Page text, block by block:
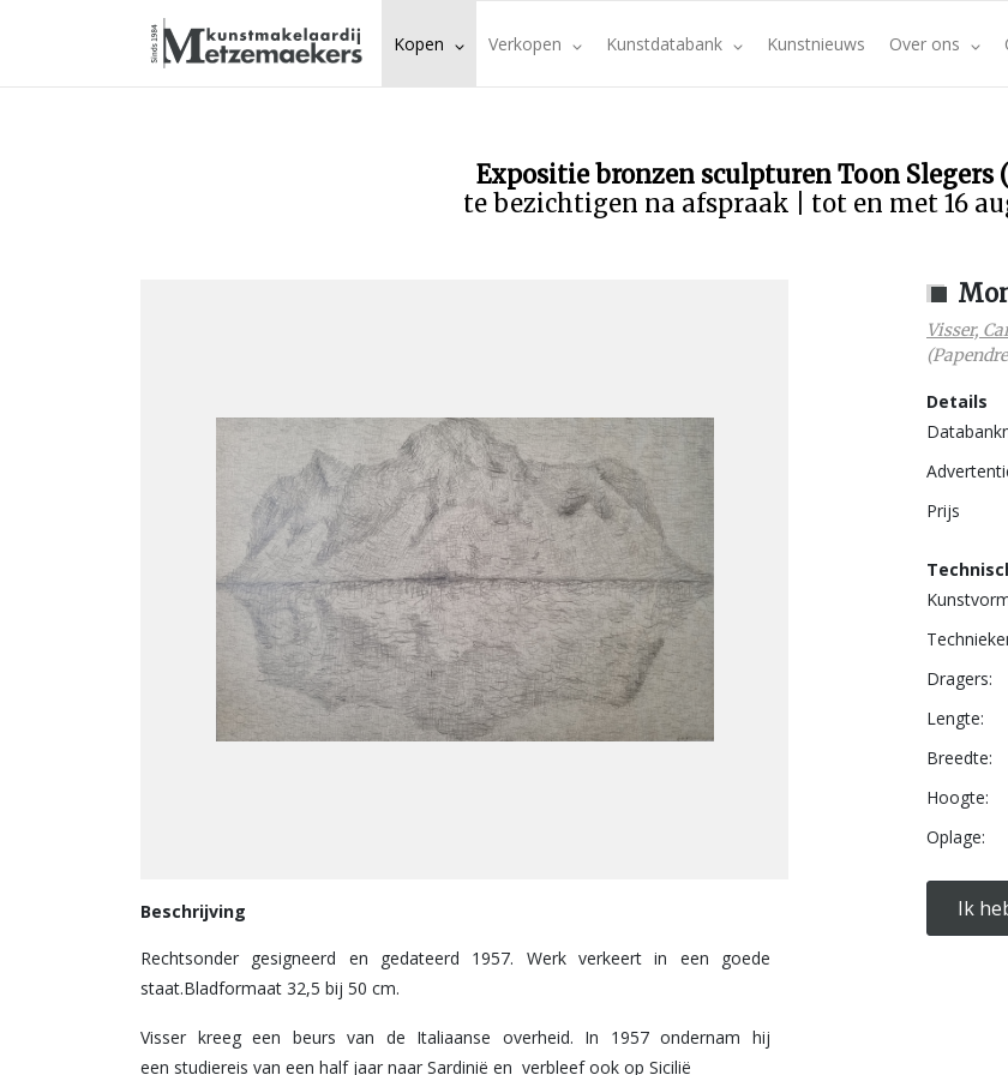
Kopen Verkopen Kunstdatabank Kunstnieuws Over ons
Expositie bronzen sculpturen Toon Slegers
te bezichtigen na afspraak | tot en met 16
Beschrijving
Rechtsonder gesigneerd en gedateerd 1957. Werk verkeert in een goede
staat.Bladformaat 32,5 bij 50 cm.
Visser kreeg een beurs van de Italiaanse overheid. In 1957 ondernam hij
een studiereis van een half jaar naar Sardinië en verbleef ook op Sicilië
Visser,
(
Details
Prijs
Dragers:
Lengte:
Breedte:
Hoogte:
Oplage:
Ik